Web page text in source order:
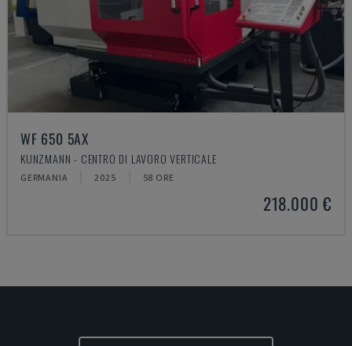
WF 650 5AX
KUNZMANN - CENTRO DI LAVORO VERTICALE
GERMANIA 2025 58 ORE
218.000 €